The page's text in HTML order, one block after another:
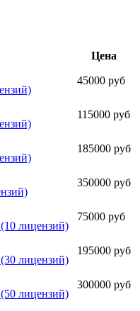
Цена
45000 руб
115000 руб
185000 руб
350000 руб
лицензий)
75000 руб
лицензий)
195000 руб
лицензий)
300000 руб